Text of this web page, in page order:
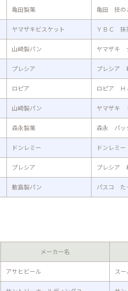
亀田製菓 亀田 技の
ヤマザキビスケット ＹＢＣ 抹
山崎製パン ヤマザキ
プレシア プレシア
ロピア ロピア Ｈ
山崎製パン ヤマザキ
森永製菓 森永 パッ
ドンレミー ドンレミ
プレシア プレシア
敷島製パン パスコ た
メーカー名
アサヒビール ス